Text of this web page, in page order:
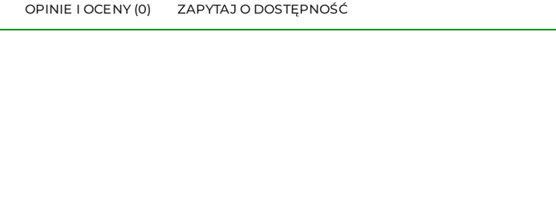
OPINIE I OCENY (0) ZAPYTAJ O DOSTĘPNOŚĆ